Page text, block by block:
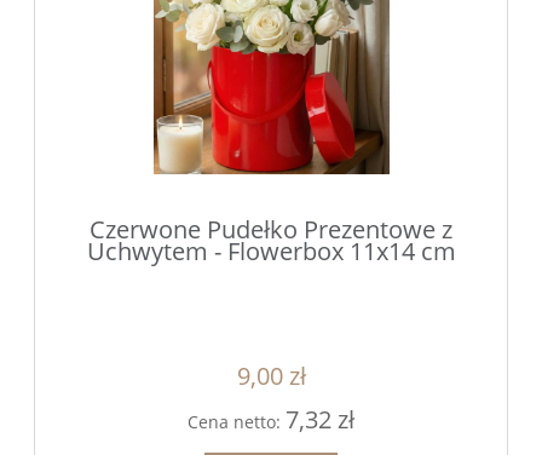
Czerwone Pudełko Prezentowe z
Uchwytem - Flowerbox 11x14 cm
9,00 zł
Cena netto: 7,32 zł